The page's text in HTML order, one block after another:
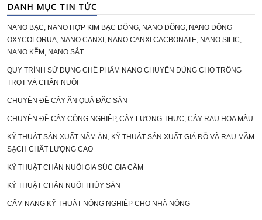
DANH MỤC TIN TỨC
NANO BẠC, NANO HỢP KIM BẠC ĐỒNG, NANO ĐỒNG, NANO ĐỒNG
OXYCOLORUA, NANO CANXI, NANO CANXI CACBONATE, NANO SILIC,
NANO KẼM, NANO SẮT
QUY TRÌNH SỬ DỤNG CHẾ PHẨM NANO CHUYÊN DÙNG CHO TRỒNG
TRỌT VÀ CHĂN NUÔI
CHUYÊN ĐỀ CÂY ĂN QUẢ ĐẶC SẢN
CHUYÊN ĐỀ CÂY CÔNG NGHIỆP, CÂY LƯƠNG THỰC, CÂY RAU HOA MÀU
KỸ THUẬT SẢN XUẤT NẤM ĂN, KỸ THUẬT SẢN XUẤT GIÁ ĐỖ VÀ RAU MẦM
SẠCH CHẤT LƯỢNG CAO
KỸ THUẬT CHĂN NUÔI GIA SÚC GIA CẦM
KỸ THUẬT CHĂN NUÔI THỦY SẢN
CẨM NANG KỸ THUẬT NÔNG NGHIỆP CHO NHÀ NÔNG